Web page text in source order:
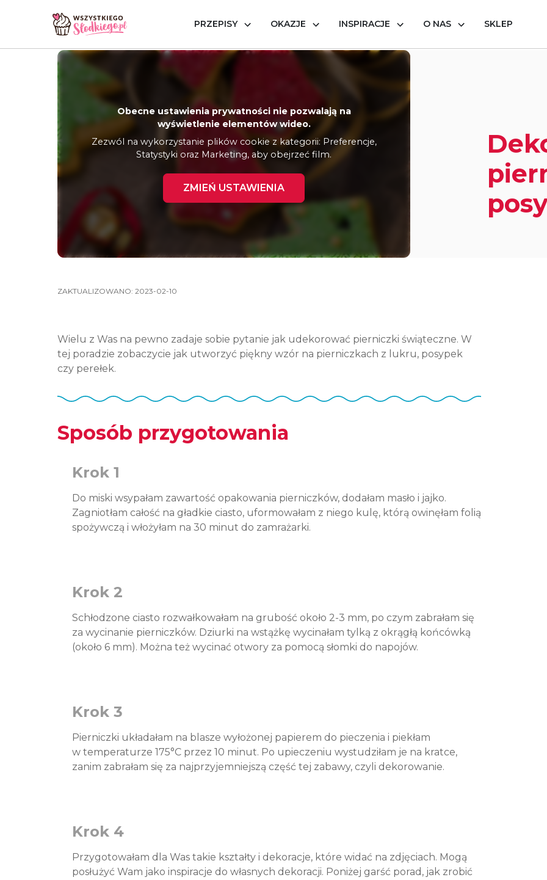
PRZEPISY OKAZJE INSPIRACJE O NAS SKLEP
Strona główna Inspiracje Dekorowanie pierniczków posypką
Obecne ustawienia prywatności nie pozwalają na
wyświetlenie elementów wideo.
Zezwól na wykorzystanie plików cookie z kategorii: Preferencje,
Statystyki oraz Marketing, aby obejrzeć film.
ZMIEŃ USTAWIENIA
ZAKTUALIZOWANO: 2023-02-10
Wielu z Was na pewno zadaje sobie pytanie jak udekorować pierniczki świąteczne. W
tej poradzie zobaczycie jak utworzyć piękny wzór na pierniczkach z lukru, posypek
czy perełek.
Sposób przygotowania
Krok 1
Do miski wsypałam zawartość opakowania pierniczków, dodałam masło i jajko.
Zagniotłam całość na gładkie ciasto, uformowałam z niego kulę, którą owinęłam folią
spożywczą i włożyłam na 30 minut do zamrażarki.
Krok 2
Schłodzone ciasto rozwałkowałam na grubość około 2-3 mm, po czym zabrałam się
za wycinanie pierniczków. Dziurki na wstążkę wycinałam tylką z okrągłą końcówką
(około 6 mm). Można też wycinać otwory za pomocą słomki do napojów.
Krok 3
Pierniczki układałam na blasze wyłożonej papierem do pieczenia i piekłam
w temperaturze 175°C przez 10 minut. Po upieczeniu wystudziłam je na kratce,
zanim zabrałam się za najprzyjemniejszą część tej zabawy, czyli dekorowanie.
Krok 4
Przygotowałam dla Was takie kształty i dekoracje, które widać na zdjęciach. Mogą
posłużyć Wam jako inspiracje do własnych dekoracji. Poniżej garść porad, jak zrobić